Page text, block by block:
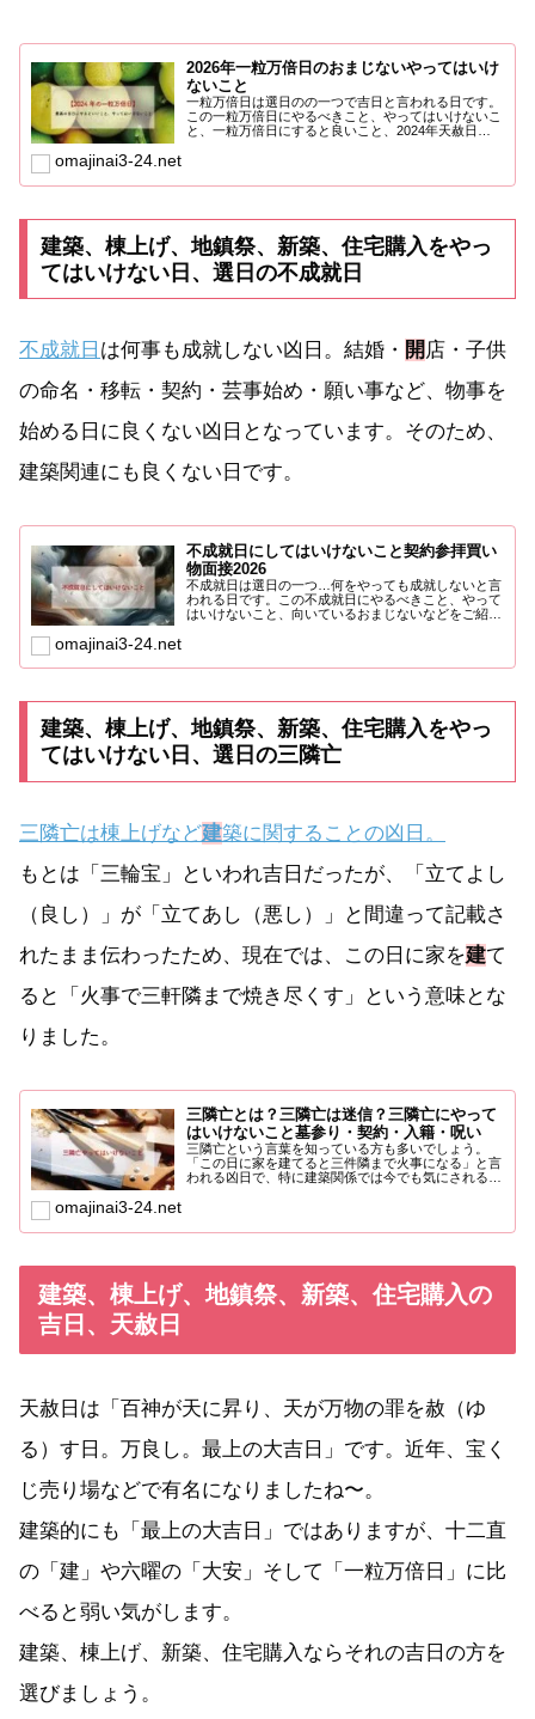
2026年一粒万倍日のおまじないやってはいけ
ないこと
一粒万倍日は選日のの一つで吉日と言われる日です。
この一粒万倍日にやるべきこと、やってはいけないこ
と、一粒万倍日にすると良いこと、2024年天赦日と
omajinai3-24.net
建築、棟上げ、地鎮祭、新築、住宅購入をやっ
てはいけない日、選日の不成就日
不成就日 は何事も成就しない凶日。結婚・ 開 店・子供
の命名・移転・契約・芸事始め・願い事など、物事を
始める日に良くない凶日となっています。そのため、
建築関連にも良くない日です。
不成就日にしてはいけないこと契約参拝買い
物面接2026
不成就日は選日の一つ…何をやっても成就しないと言
われる日です。この不成就日にやるべきこと、やって
はいけないこと、向いているおまじないなどをご紹介
omajinai3-24.net
建築、棟上げ、地鎮祭、新築、住宅購入をやっ
てはいけない日、選日の三隣亡
三隣亡は棟上げなど建築に関することの凶日。
もとは「三輪宝」といわれ吉日だったが、「立てよし
（良し）」が「立てあし（悪し）」と間違って記載さ
れたまま伝わったため、現在では、この日に家を建て
ると「火事で三軒隣まで焼き尽くす」という意味とな
りました。
三隣亡とは？三隣亡は迷信？三隣亡にやって
はいけないこと墓参り・契約・入籍・呪い
三隣亡という言葉を知っている方も多いでしょう。
「この日に家を建てると三件隣まで火事になる」と言
われる凶日で、特に建築関係では今でも気にされるこ
omajinai3-24.net
建築、棟上げ、地鎮祭、新築、住宅購入の
吉日、天赦日
天赦日は「百神が天に昇り、天が万物の罪を赦（ゆ
る）す日。万良し。最上の大吉日」です。近年、宝く
じ売り場などで有名になりましたね〜。
建築的にも「最上の大吉日」ではありますが、十二直
の「建」や六曜の「大安」そして「一粒万倍日」に比
べると弱い気がします。
建築、棟上げ、新築、住宅購入ならそれの吉日の方を
選びましょう。